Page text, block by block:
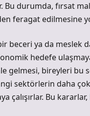
Bu durumda, fırsat
feragat edilmesine
beceri ya da meslek
hedefe
gelmesi, bireyleri bu
sektörlerin daha
çalışırlar. Bu